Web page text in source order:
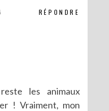
RÉPONDRE
les animaux
! Vraiment, mon